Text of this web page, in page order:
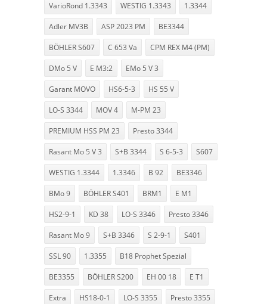
VarioRond 1.3343 WESTIG 1.3343 1.3344
Adler MV3B ASP 2023 PM BE3344
BÖHLER S607 C 653 Va CPM REX M4 (PM)
DMo 5 V E M3:2 EMo 5 V 3
Garant MOVO HS6-5-3 HS 55 V
LO-S 3344 MOV 4 M-PM 23
PREMIUM HSS PM 23 Presto 3344
Rasant Mo 5 V 3 S+B 3344 S 6-5-3 S607
WESTIG 1.3344 1.3346 B 92 BE3346
BMo 9 BÖHLER S401 BRM1 E M1
HS2-9-1 KD 38 LO-S 3346 Presto 3346
Rasant Mo 9 S+B 3346 S 2-9-1 S401
SSL 90 1.3355 B18 Prophet Spezial
BE3355 BÖHLER S200 EH 00 18 E T1
Extra HS18-0-1 LO-S 3355 Presto 3355